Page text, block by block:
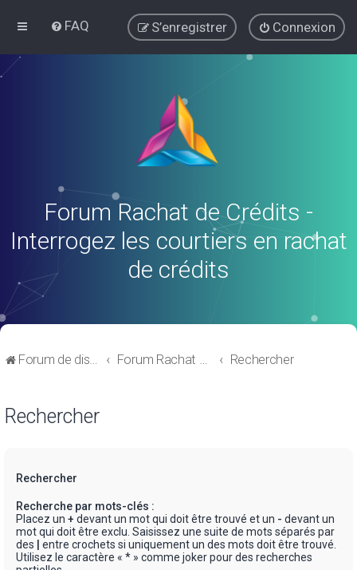
FAQ Connexion
S’enregistrer
Forum Rachat de Crédits -
Interrogez les courtiers en rachat
de crédits
Forum de discussions sur le Regroupement de Crédits et le Rachat de Crédits Forum Rachat de Crédits Rechercher
Rechercher
Rechercher
Recherche par mots-clés :
Placez un + devant un mot qui doit être trouvé et un - devant un
mot qui doit être exclu. Saisissez une suite de mots séparés par
des
entre crochets si uniquement un des mots doit être trouvé.
Utilisez le caractère « * » comme joker pour des recherches